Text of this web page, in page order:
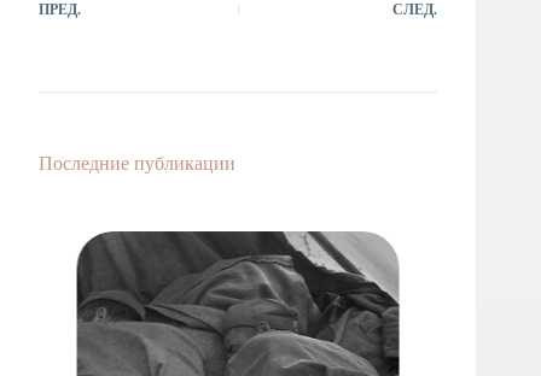
ПРЕД. СЛЕД.
Последние публикации